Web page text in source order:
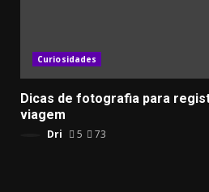
Curiosidades
Dicas de fotografia para
viagem
Dri 5 73